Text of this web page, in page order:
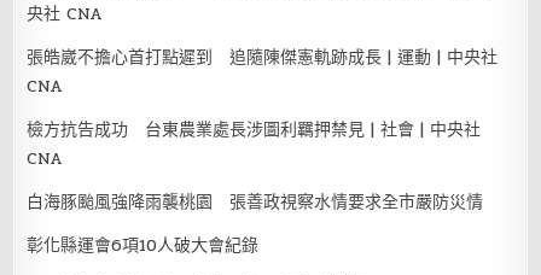
央社 CNA
張皓崴不擔心首打點遲到 追隨陳傑憲軌跡成長 | 運動 | 中央社
CNA
檢方抗告成功 台東農業處長涉圖利羈押禁見 | 社會 | 中央社
CNA
白海豚颱風強降雨襲桃園 張善政視察水情要求全市嚴防災情
彰化縣運會6項10人破大會紀錄